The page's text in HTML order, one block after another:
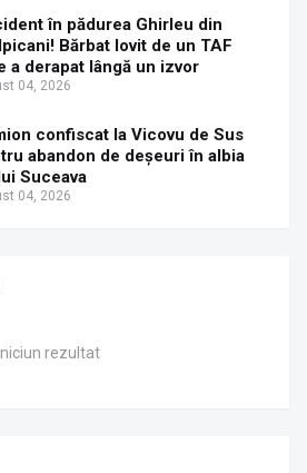
în pădurea Ghirleu din
Bărbat lovit de un TAF
a derapat lângă un izvor
04, 2026
confiscat la Vicovu de Sus
abandon de deșeuri în albia
Suceava
04, 2026
rezultat